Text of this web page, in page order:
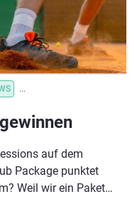
VEREINSORGANISATION
auf dem
Package punktet
Weil wir ein Paket
enthält, was in